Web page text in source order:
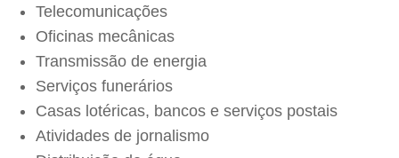
Telecomunicações
Oficinas mecânicas
Transmissão de energia
Serviços funerários
Casas lotéricas, bancos e serviços postais
Atividades de jornalismo